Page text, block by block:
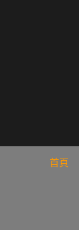
首頁